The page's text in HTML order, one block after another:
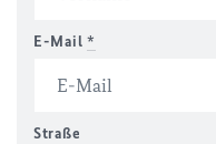
E-Mail *
Straße